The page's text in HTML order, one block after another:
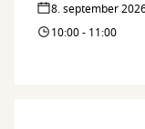
8. september
10:00 - 11:00